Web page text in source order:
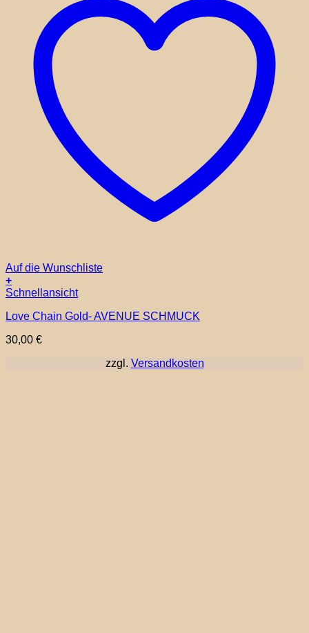
Auf die Wunschliste
+
Schnellansicht
Love Chain Gold- AVENUE SCHMUCK
30,00 €
zzgl. Versandkosten